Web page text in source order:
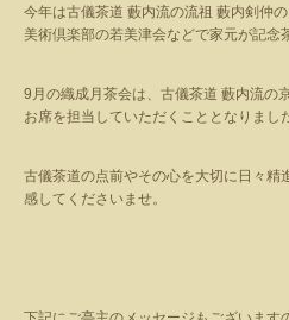
今年は古儀茶道 藪内流の流祖 藪内剣仲
美術倶楽部の若美津会などで家元が記念
9 月の織成月茶会は、古儀茶道 藪内流の
お席を担当していただくこととなりまし
古儀茶道の点前やその心を大切に日々精
感してくださいませ。